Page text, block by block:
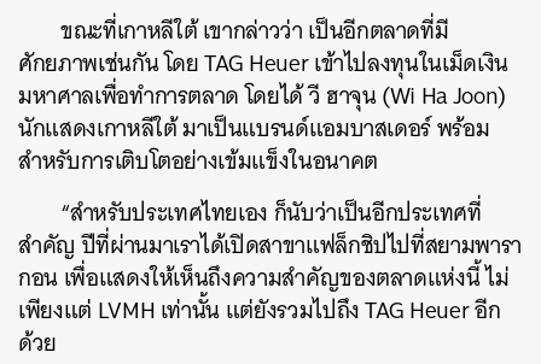
ขณะที่เกาหลีใต้ เขากล่าวว่า เป็นอีกตลาดที่มี
ศักยภาพเช่นกัน โดย TAG Heuer เข้าไปลงทุนในเม็ดเงิน
มหาศาลเพื่อทำการตลาด โดยได้ วี ฮาจุน (Wi Ha Joon)
นักแสดงเกาหลีใต้ มาเป็นแบรนด์แอมบาสเดอร์ พร้อม
สำหรับการเติบโตอย่างเข้มแข็งในอนาคต
“สำหรับประเทศไทยเอง ก็นับว่าเป็นอีกประเทศที่
สำคัญ ปีที่ผ่านมาเราได้เปิดสาขาแฟล็กชิปไปที่สยามพารา
กอน เพื่อแสดงให้เห็นถึงความสำคัญของตลาดแห่งนี้ ไม่
เพียงแต่ LVMH เท่านั้น แต่ยังรวมไปถึง TAG Heuer อีก
ด้วย